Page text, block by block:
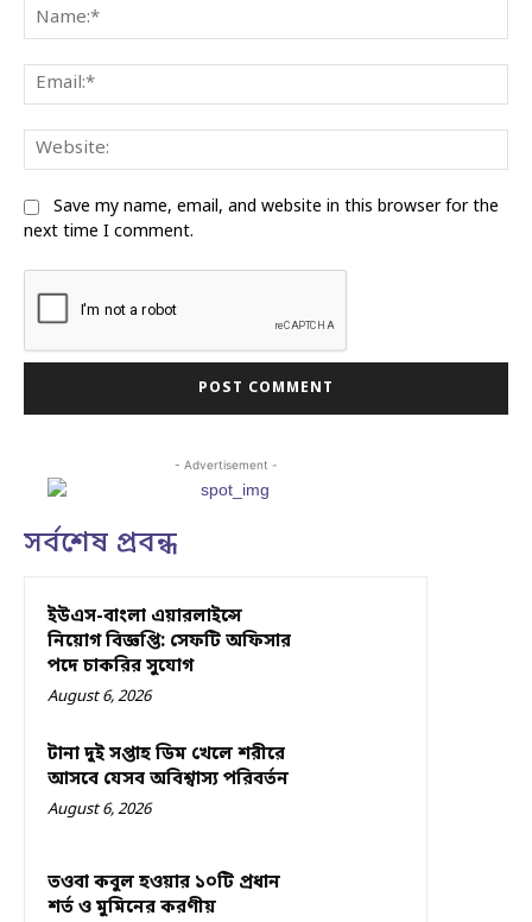
Save my name, email, and website in this browser for the
next time I comment.
- Advertisement -
সর্বশেষ প্রবন্ধ
ইউএস-বাংলা এয়ারলাইন্সে
নিয়োগ বিজ্ঞপ্তি: সেফটি অফিসার
পদে চাকরির সুযোগ
August 6, 2026
টানা দুই সপ্তাহ ডিম খেলে শরীরে
আসবে যেসব অবিশ্বাস্য পরিবর্তন
August 6, 2026
তওবা কবুল হওয়ার ১০টি প্রধান
শর্ত ও মুমিনের করণীয়